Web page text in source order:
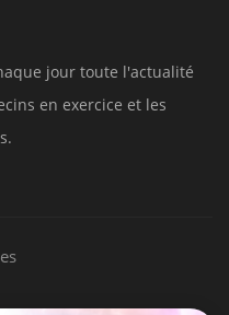
jour toute l'actualité
en exercice et les